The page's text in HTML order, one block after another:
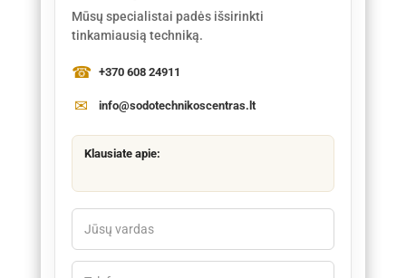
Mūsų specialistai padės išsirinkti
tinkamiausią techniką.
+370 608 24911
info@sodotechnikoscentras.lt
Klausiate apie: